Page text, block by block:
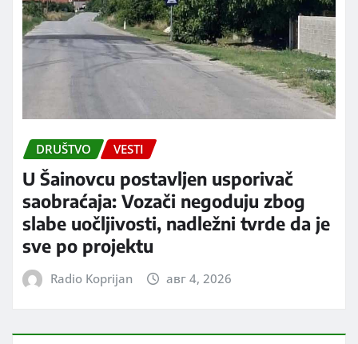
DRUŠTVO VESTI
U Šainovcu postavljen usporivač
saobraćaja: Vozači negoduju zbog
slabe uočljivosti, nadležni tvrde da je
sve po projektu
Radio Koprijan авг 4, 2026